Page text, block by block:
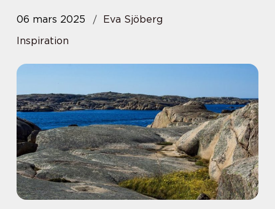
06 mars 2025
Eva Sjöberg
Inspiration